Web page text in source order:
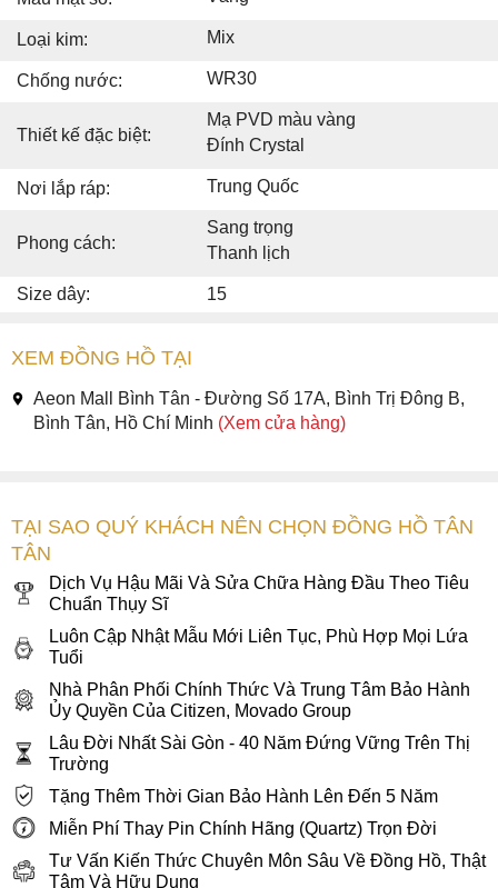
Loại kim: Mix
Chống nước: WR30
Thiết kế đặc biệt:
Mạ PVD màu vàng
Đính Crystal
Nơi lắp ráp: Trung Quốc
Phong cách:
Sang trọng
Thanh lịch
Size dây: 15
XEM ĐỒNG HỒ TẠI
Aeon Mall Bình Tân - Đường Số 17A, Bình Trị Đông B,
Bình Tân, Hồ Chí Minh (Xem cửa hàng)
TẠI SAO QUÝ KHÁCH NÊN CHỌN ĐỒNG HỒ TÂN
TÂN
Dịch Vụ Hậu Mãi Và Sửa Chữa Hàng Đầu Theo Tiêu
Chuẩn Thụy Sĩ
Luôn Cập Nhật Mẫu Mới Liên Tục, Phù Hợp Mọi Lứa
Tuổi
Nhà Phân Phối Chính Thức Và Trung Tâm Bảo Hành
Ủy Quyền Của Citizen, Movado Group
Lâu Đời Nhất Sài Gòn - 40 Năm Đứng Vững Trên Thị
Trường
Tặng Thêm Thời Gian Bảo Hành Lên Đến 5 Năm
Miễn Phí Thay Pin Chính Hãng (Quartz) Trọn Đời
Tư Vấn Kiến Thức Chuyên Môn Sâu Về Đồng Hồ, Thật
Tâm Và Hữu Dụng